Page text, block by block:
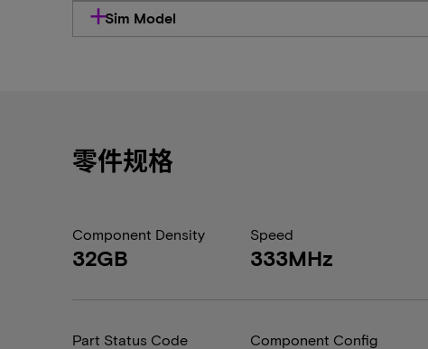
Sim Model
零件规格
Component Density
32GB
Speed
333MHz
Part Status Code Component Config